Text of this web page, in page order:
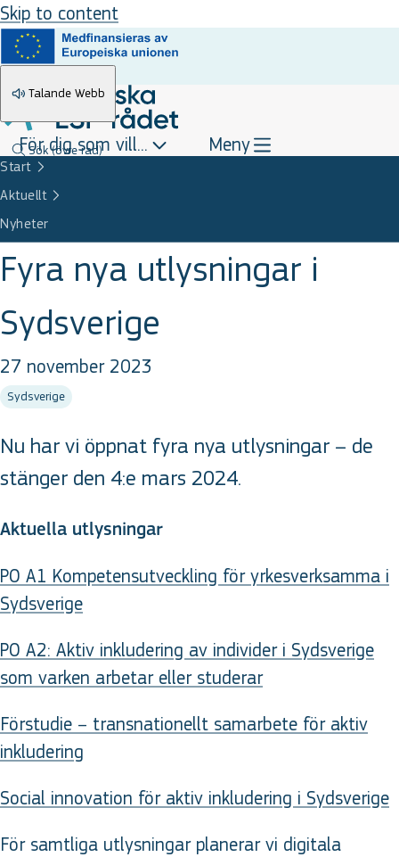
Skip to content
Talande Webb
Sök(övre rad)
För dig som vill... Meny
Start
Aktuellt
Nyheter
Fyra nya utlysningar i
Sydsverige
27 november 2023
Sydsverige
Nu har vi öppnat fyra nya utlysningar – de
stänger den 4:e mars 2024.
Aktuella utlysningar
PO A1 Kompetensutveckling för yrkesverksamma i
Sydsverige
PO A2: Aktiv inkludering av individer i Sydsverige
som varken arbetar eller studerar
Förstudie – transnationellt samarbete för aktiv
inkludering
Social innovation för aktiv inkludering i Sydsverige
För samtliga utlysningar planerar vi digitala